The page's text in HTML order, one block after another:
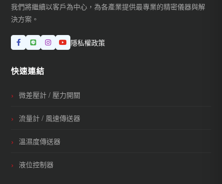
我們將繼續以客戶為中心，為各產業提供最專業的精密儀器與解
決方案。
隱私權政策
快速連結
微差壓計 / 壓力開關
流量計 / 風速傳送器
溫濕度傳送器
液位控制器